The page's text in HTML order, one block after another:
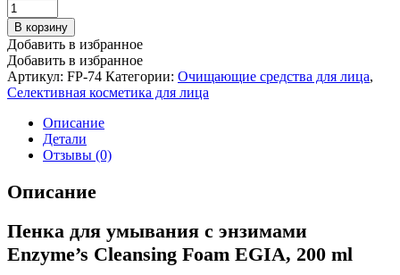
В корзину
Добавить в избранное
Добавить в избранное
Артикул: FP-74 Категории: Очищающие средства для лица,
Селективная косметика для лица
Описание
Детали
Отзывы (0)
Описание
Пенка для умывания с энзимами
Enzyme’s Cleansing Foam EGIA, 200 ml